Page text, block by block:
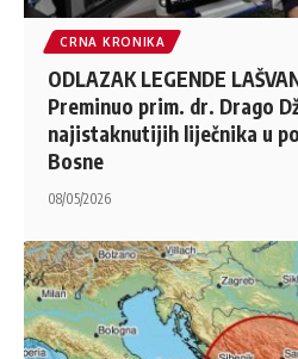
CRNA KRONIKA
ODLAZAK LEGENDE
Preminuo prim. dr. Drago
najistaknutijih liječnika u
Bosne
08/05/2026